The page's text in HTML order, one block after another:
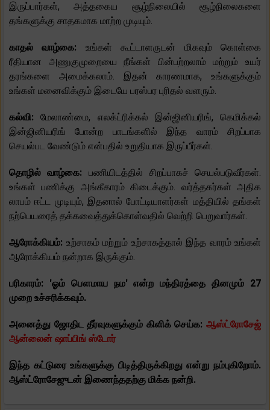
இருப்பார்கள், அத்தகைய சூழ்நிலையில் சூழ்நிலைகளை
தங்களுக்கு சாதகமாக மாற்ற முடியும்.
காதல் வாழ்கை: உங்கள் கூட்டாளருடன் மிகவும் கொள்கை
ரீதியான அணுகுமுறையை நீங்கள் பின்பற்றலாம் மற்றும் உயர்
தரங்களை அமைக்கலாம். இதன் காரணமாக, உங்களுக்கும்
உங்கள் மனைவிக்கும் இடையே பரஸ்பர புரிதல் வளரும்.
கல்வி:மேலாண்மை, எலக்ட்ரிக்கல் இன்ஜினியரிங், கெமிக்கல்
இன்ஜினியரிங் போன்ற பாடங்களில் இந்த வாரம் சிறப்பாக
செயல்பட வேண்டும் என்பதில் உறுதியாக இருப்பீர்கள்.
தொழில் வாழ்கை: பணியிடத்தில் சிறப்பாகச் செயல்படுவீர்கள்.
உங்கள் பணிக்கு அங்கீகாரம் கிடைக்கும். வர்த்தகர்கள் அதிக
லாபம் ஈட்ட முடியும், இதனால் போட்டியாளர்கள் மத்தியில் தங்கள்
நற்பெயரைத் தக்கவைத்துக்கொள்வதில் வெற்றி பெறுவார்கள்.
ஆரோக்கியம்: உற்சாகம் மற்றும் உற்சாகத்தால் இந்த வாரம் உங்கள்
ஆரோக்கியம் நன்றாக இருக்கும்.
பரிகாரம்: 'ஓம் பௌமாய நம' என்ற மந்திரத்தை தினமும் 27
முறை உச்சரிக்கவும்.
அனைத்து ஜோதிட தீர்வுகளுக்கும் கிளிக் செய்க: ஆஸ்ட்ரோசேஜ்
ஆன்லைன் ஷாப்பிங் ஸ்டோர்
இந்த கட்டுரை உங்களுக்கு பிடித்திருக்கிறது என்று நம்புகிறோம்.
ஆஸ்ட்ரோசேஜுடன் இணைந்ததற்கு மிக்க நன்றி.